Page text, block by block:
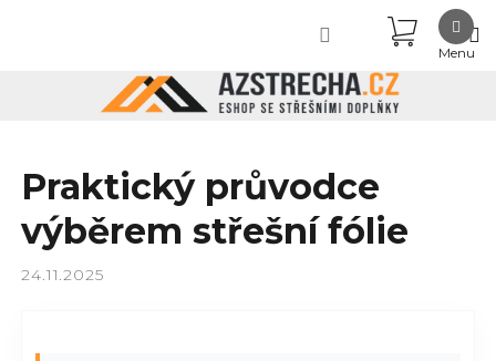
KOŠÍK
Praktický průvodce
výběrem střešní fólie
24.11.2025